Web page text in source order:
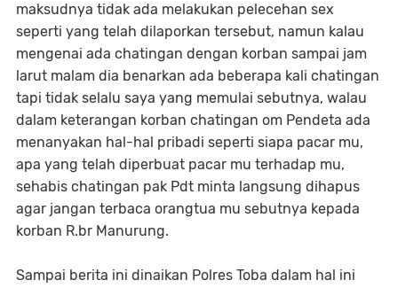
maksudnya tidak ada melakukan pelecehan sex
seperti yang telah dilaporkan tersebut, namun kalau
mengenai ada chatingan dengan korban sampai jam
larut malam dia benarkan ada beberapa kali chatingan
tapi tidak selalu saya yang memulai sebutnya, walau
dalam keterangan korban chatingan om Pendeta ada
menanyakan hal-hal pribadi seperti siapa pacar mu,
apa yang telah diperbuat pacar mu terhadap mu,
sehabis chatingan pak Pdt minta langsung dihapus
agar jangan terbaca orangtua mu sebutnya kepada
korban R.br Manurung.
Sampai berita ini dinaikan Polres Toba dalam hal ini